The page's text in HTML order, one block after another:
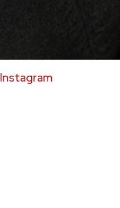
Instagram